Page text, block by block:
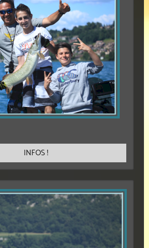
INFOS !